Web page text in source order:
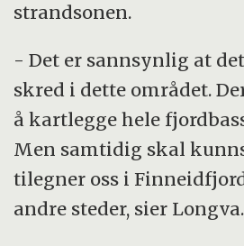
strandsonen.
- Det er sannsynlig at
skred i dette området.
å kartlegge hele
Men samtidig skal
tilegner oss i
andre steder, sier Longva.